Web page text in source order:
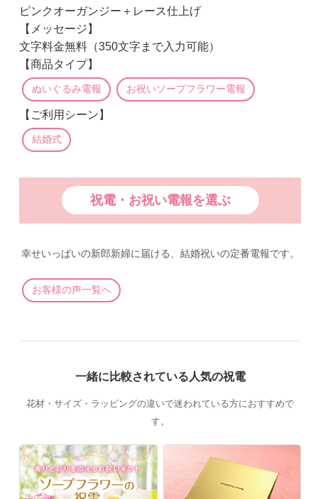
ピンクオーガンジー＋レース仕上げ
【メッセージ】
文字料金無料（350文字まで入力可能）
【商品タイプ】
ぬいぐるみ電報 お祝いソープフラワー電報
【ご利用シーン】
結婚式
祝電・お祝い電報を選ぶ
幸せいっぱいの新郎新婦に届ける、結婚祝いの定番電報です。
お客様の声一覧へ
一緒に比較されている人気の祝電
花材・サイズ・ラッピングの違いで迷われている方におすすめで
す。